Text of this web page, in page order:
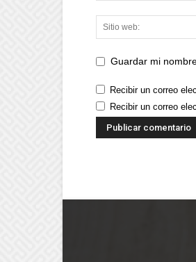
Guardar mi
Recibir un correo
Recibir un correo